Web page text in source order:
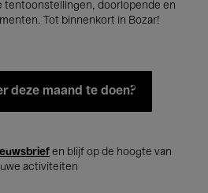
tentoonstellingen, doorlopende en
Tot binnenkort in Bozar!
deze maand te doen?
en blijf op de hoogte van
activiteiten